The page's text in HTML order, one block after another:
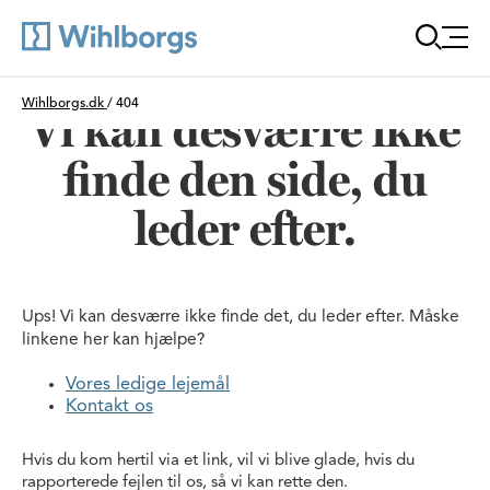
Du är här:
Wihlborgs.dk / 404
Vi kan desværre ikke
finde den side, du
leder efter.
Ups! Vi kan desværre ikke finde det, du leder efter. Måske
linkene her kan hjælpe?
Vores ledige lejemål
Kontakt os
Hvis du kom hertil via et link, vil vi blive glade, hvis du
rapporterede fejlen til os, så vi kan rette den.